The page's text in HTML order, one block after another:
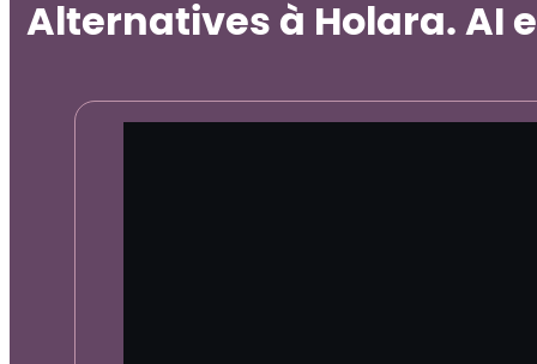
Alternatives à Holara. AI